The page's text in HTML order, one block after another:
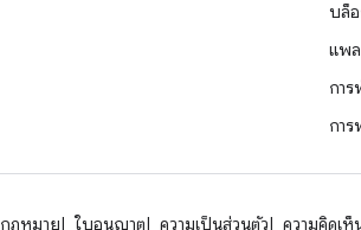
บล็
แพ
กา
กา
กฎหมาย ใบอนุญาต ความเป็นส่วนตัว ความคิดเห็